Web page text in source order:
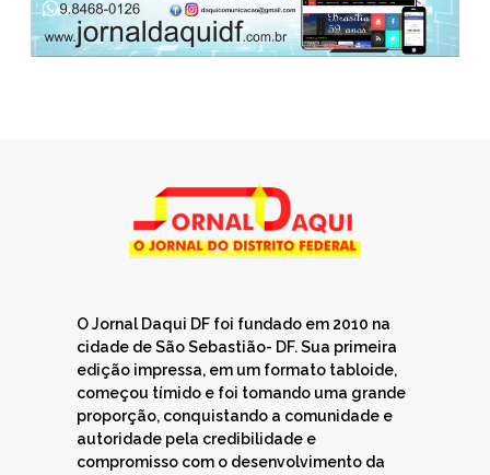
O Jornal Daqui DF foi fundado em 2010 na
cidade de São Sebastião- DF. Sua primeira
edição impressa, em um formato tabloide,
começou tímido e foi tomando uma grande
proporção, conquistando a comunidade e
autoridade pela credibilidade e
compromisso com o desenvolvimento da